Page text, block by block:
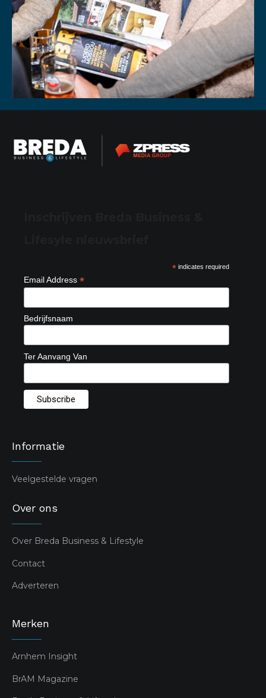
*indicates required
Email Address *
Bedrijfsnaam
Ter Aanvang Van
Informatie
Veelgestelde vragen
Over ons
Over Breda Business & Lifestyle
Contact
Adverteren
Merken
Arnhem Insight
BrAM Magazine